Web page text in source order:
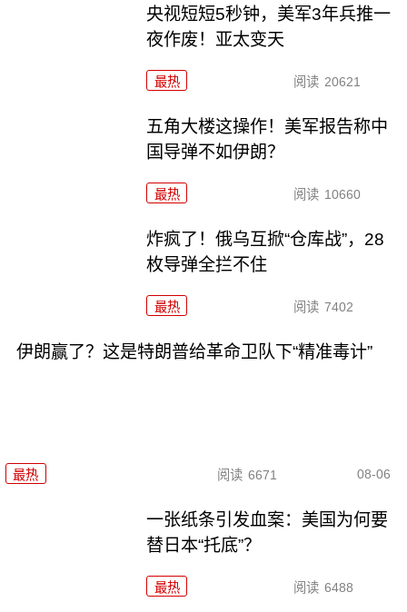
央视短短5秒钟，美军3年兵推一
夜作废！亚太变天
最热 阅读 20621
五角大楼这操作！美军报告称中
国导弹不如伊朗？
最热 阅读 10660
炸疯了！俄乌互掀“仓库战”，28
枚导弹全拦不住
最热 阅读 7402
伊朗赢了？这是特朗普给革命卫队下“精准毒计”
最热 阅读 6671 08-06
一张纸条引发血案：美国为何要
替日本“托底”？
最热 阅读 6488